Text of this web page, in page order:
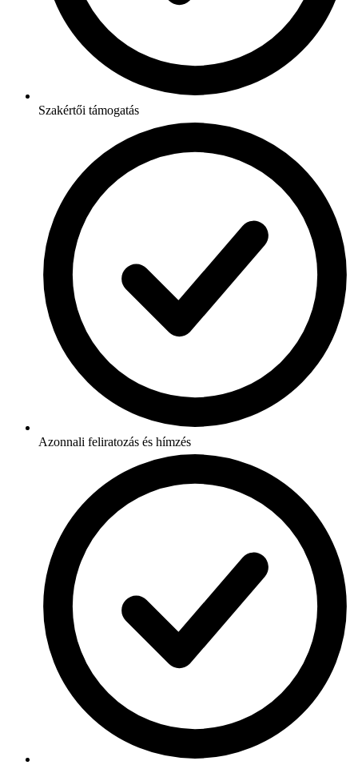
Szakértői támogatás
Azonnali feliratozás és hímzés